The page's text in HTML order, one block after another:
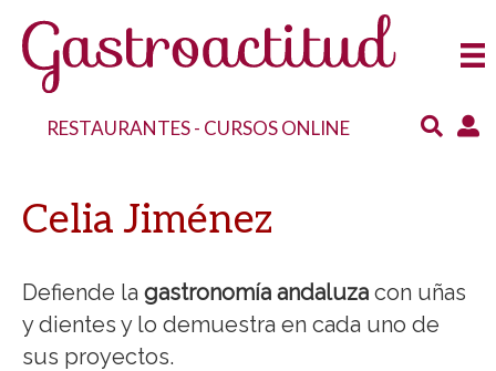
RESTAURANTES- CURSOS ONLINE
Celia Jiménez
Defiende la gastronomía andaluza con uñas
y dientes y lo demuestra en cada uno de
sus proyectos.